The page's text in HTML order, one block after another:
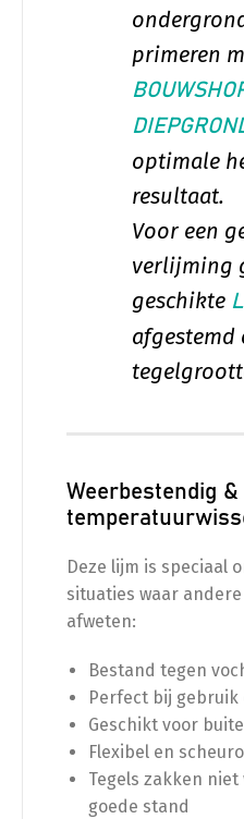
primeren
optimale
resultaat.
Voor een
verlijming
geschikte
afgestemd
Weerbestendig
Deze lijm is speciaal
situaties waar
afweten:
Bestand tegen
Perfect bij
Geschikt voor
Flexibel en
Tegels zakken niet
goede stand